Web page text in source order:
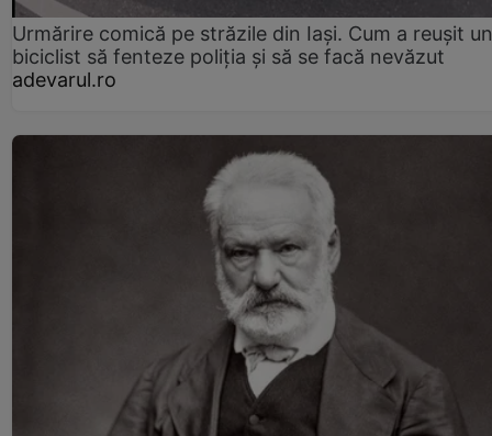
Urmărire comică pe străzile din Iași. Cum a reușit un
biciclist să fenteze poliția și să se facă nevăzut
adevarul.ro